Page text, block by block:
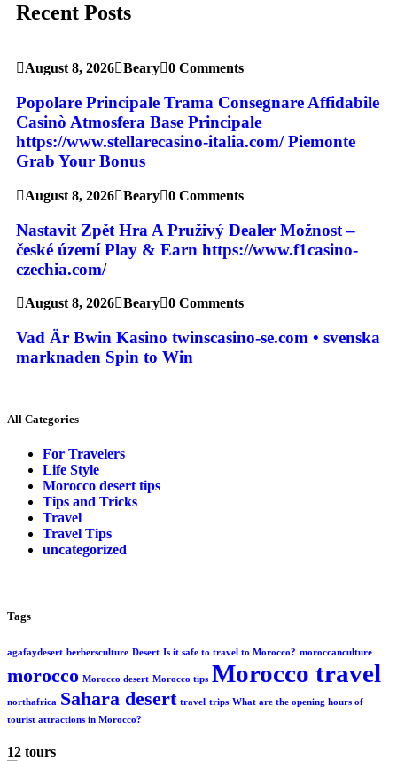
Recent Posts
August 8, 2026 Beary 0 Comments
Popolare Principale Trama Consegnare Affidabile
Casinò Atmosfera Base Principale
https://www.stellarecasino-italia.com/ Piemonte
Grab Your Bonus
August 8, 2026 Beary 0 Comments
Nastavit Zpět Hra A Pruživý Dealer Možnost –
české území Play & Earn https://www.f1casino-
czechia.com/
August 8, 2026 Beary 0 Comments
Vad Är Bwin Kasino twinscasino-se.com • svenska
marknaden Spin to Win
All Categories
For Travelers
Life Style
Morocco desert tips
Tips and Tricks
Travel
Travel Tips
uncategorized
Tags
agafaydesert berbersculture Desert Is it safe to travel to Morocco? moroccanculture
morocco Morocco desert Morocco tips Morocco travel
northafrica Sahara desert travel trips What are the opening hours of
tourist attractions in Morocco?
12 tours